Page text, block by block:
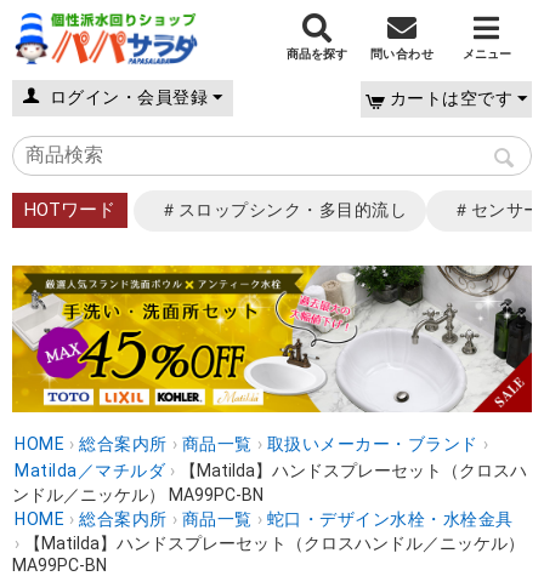
商品を探す 問い合わせ メニュー
ログイン・会員登録 カートは空です
HOTワード ＃スロップシンク・多目的流し ＃センサ
HOME › 総合案内所 › 商品一覧 › 取扱いメーカー・ブランド ›
Matilda／マチルダ ›
【Matilda】ハンドスプレーセット（クロスハ
ンドル／ニッケル） MA99PC-BN
HOME › 総合案内所 › 商品一覧 › 蛇口・デザイン水栓・水栓金具
›
【Matilda】ハンドスプレーセット（クロスハンドル／ニッケル）
MA99PC-BN